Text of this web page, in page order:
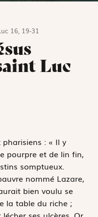
16, 19-31
Luc
pharisiens : « Il y
pourpre et de lin fin,
somptueux.
nommé Lazare,
bien voulu se
la table du riche ;